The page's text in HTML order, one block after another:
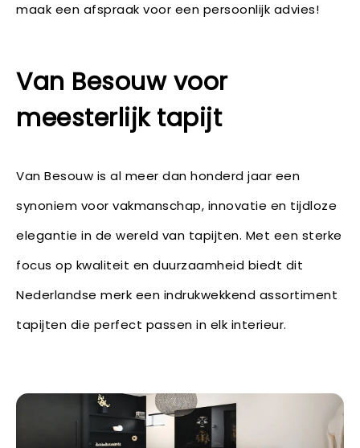
maak een afspraak voor een persoonlijk advies!
Van Besouw voor
meesterlijk tapijt
Van Besouw is al meer dan honderd jaar een
synoniem voor vakmanschap, innovatie en tijdloze
elegantie in de wereld van tapijten. Met een sterke
focus op kwaliteit en duurzaamheid biedt dit
Nederlandse merk een indrukwekkend assortiment
tapijten die perfect passen in elk interieur.